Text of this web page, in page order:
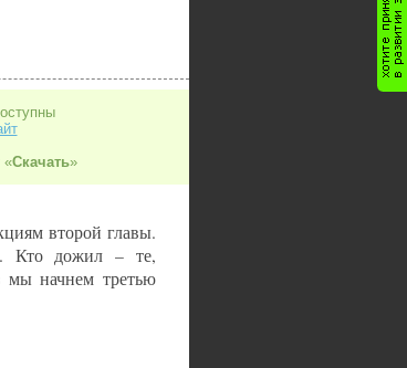
«Скачать»
второй главы.
Кто дожил – те,
мы начнем третью